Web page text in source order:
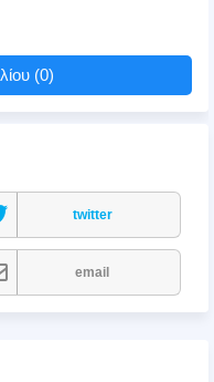
(0)
twitter
email